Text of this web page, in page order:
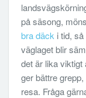
på säsong,
bra däck i tid,
väglaget blir
det är lika
ger bättre
resa. Fråga